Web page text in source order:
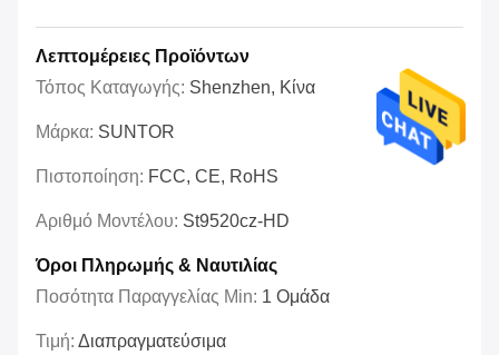
Λεπτομέρειες Προϊόντων
Τόπος Καταγωγής: Shenzhen, Κίνα
Μάρκα: SUNTOR
Πιστοποίηση: FCC, CE, RoHS
Αριθμό Μοντέλου: St9520cz-HD
Όροι Πληρωμής & Ναυτιλίας
Ποσότητα Παραγγελίας Min: 1 Ομάδα
Τιμή: Διαπραγματεύσιμα